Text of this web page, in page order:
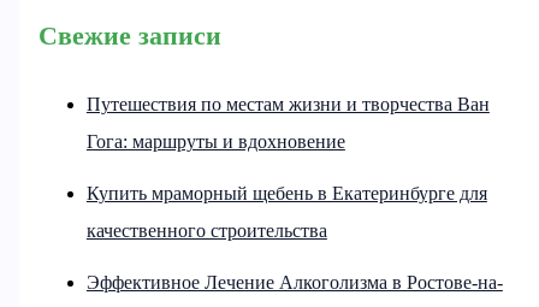
Свежие записи
Путешествия по местам жизни и творчества Ван
Гога: маршруты и вдохновение
Купить мраморный щебень в Екатеринбурге для
качественного строительства
Эффективное Лечение Алкоголизма в Ростове-на-